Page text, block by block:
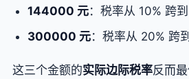
144000 元：税率从 10% 跨
300000 元：税率从 20% 跨
这三个金额的实际边际税率反而